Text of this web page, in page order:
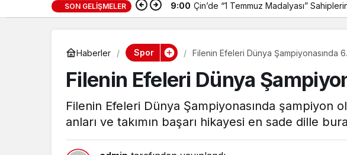
SON GELIŞMELER 9:00 Çin’de “1 Temmuz Madalyası”
Haberler Spor Filenin Efeleri Dünya Şampiyonasında
Filenin Efeleri Dünya
Filenin Efeleri Dünya Şampiyonasında şampiyon
anları ve takımın başarı hikayesi en sade dille